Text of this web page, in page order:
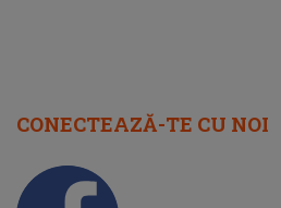
CONECTEAZĂ-TE CU NOI